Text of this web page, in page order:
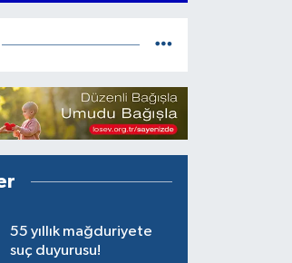
55 yıllık mağduriyete
suç duyurusu!